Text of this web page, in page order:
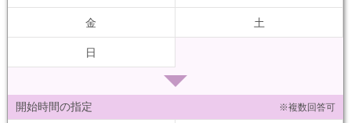
金 土
日
開始時間の指定 ※複数回答可